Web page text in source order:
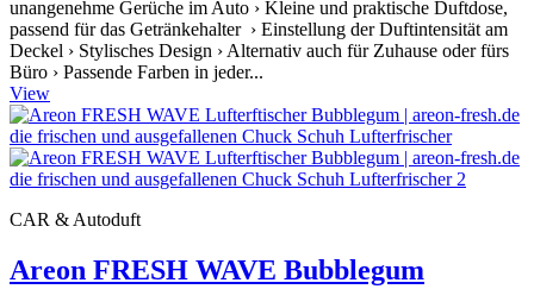
unangenehme Gerüche im Auto › Kleine und praktische Duftdose,
passend für das Getränkehalter › Einstellung der Duftintensität am
Deckel › Stylisches Design › Alternativ auch für Zuhause oder fürs
Büro › Passende Farben in jeder...
View
CAR & Autoduft
Areon FRESH WAVE Bubblegum